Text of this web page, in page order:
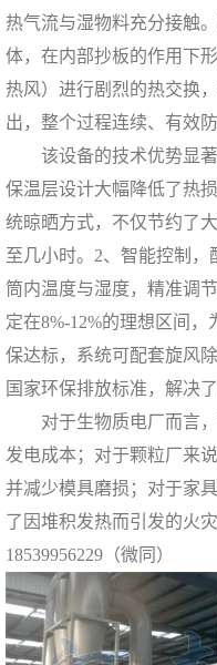
热气流与湿物料充分接触
体，在内部抄板的作用下
热风）进行剧烈的热交换
出，整个过程连续、有效
该设备的技术优势显著
保温层设计大幅降低了热
统晾晒方式，不仅节约了
至几小时。2、智能控制，
筒内温度与湿度，精准调
定在8%-12%的理想区间
保达标，系统可配套旋风
国家环保排放标准，解决
对于生物质电厂而言，
发电成本；对于颗粒厂来
并减少模具磨损；对于家
了因堆积发热而引发的火
18539956229（微同）